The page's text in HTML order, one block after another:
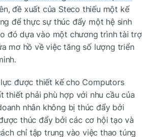
đề xuất của Steco thiếu một kế
để thực sự thúc đẩy một hệ sinh
đó dựa vào một chương trình tài trợ
mơ hồ về việc tăng số lượng triển
được thiết kế cho Computors
thiết phải phù hợp với nhu cầu của
nhân không bị thúc đẩy bởi
thúc đẩy bởi các cơ hội tạo và
chỉ tập trung vào việc thao túng